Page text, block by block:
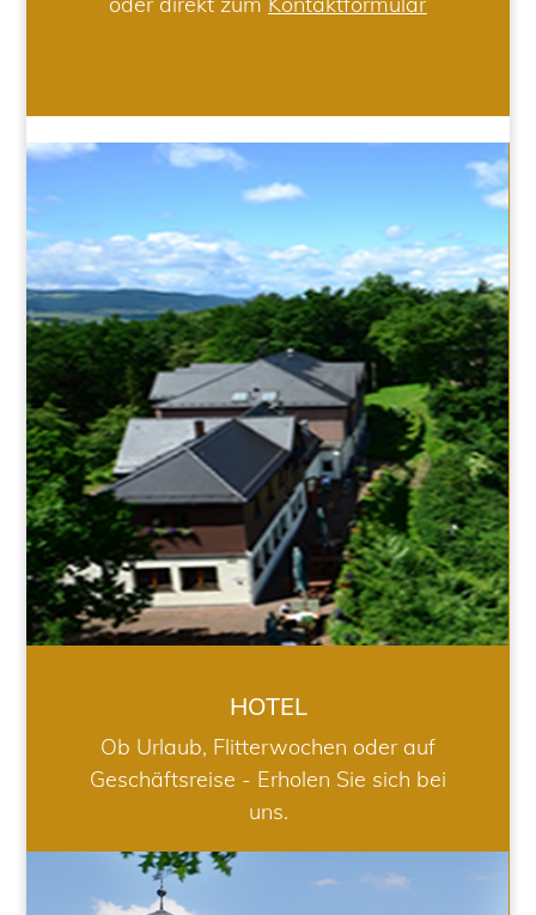
HOTEL
HOTEL
Ob Urlaub, Flitterwochen oder auf
Geschäftsreise - Erholen Sie sich bei
uns.